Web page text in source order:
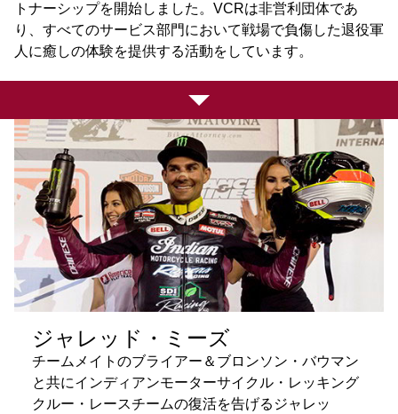
トナーシップを開始しました。VCRは非営利団体であ
り、すべてのサービス部門において戦場で負傷した退役軍
人に癒しの体験を提供する活動をしています。
ジャレッド・ミーズ
チームメイトのブライアー＆ブロンソン・バウマン
と共にインディアンモーターサイクル・レッキング
クルー・レースチームの復活を告げるジャレッ